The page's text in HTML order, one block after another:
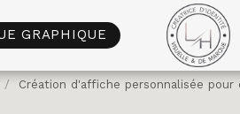
GRAPHIQUE
Création d'affiche personnalisée